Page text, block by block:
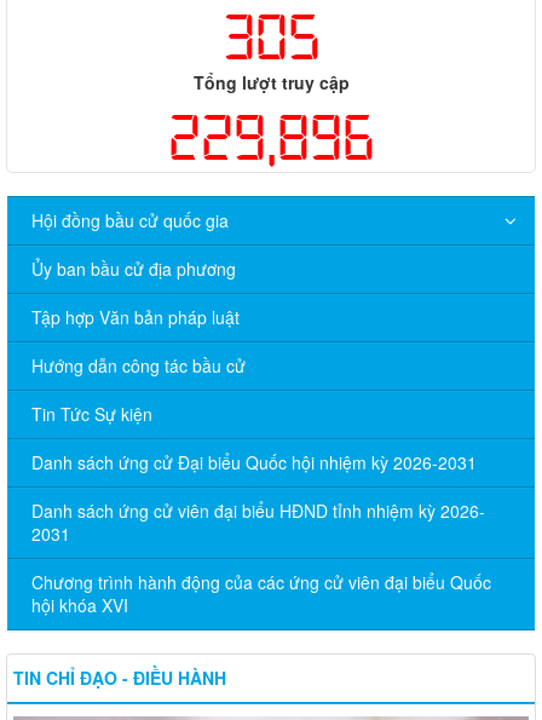
305
Tổng lượt truy cập
229,896
Hội đồng bầu cử quốc gia
Ủy ban bầu cử địa phương
Tập hợp Văn bản pháp luật
Hướng dẫn công tác bầu cử
Tin Tức Sự kiện
Danh sách ứng cử Đại biểu Quốc hội nhiệm kỳ 2026-2031
Danh sách ứng cử viên đại biểu HĐND tỉnh nhiệm kỳ 2026-
2031
Chương trình hành động của các ứng cử viên đại biểu Quốc
hội khóa XVI
TIN CHỈ ĐẠO - ĐIỀU HÀNH